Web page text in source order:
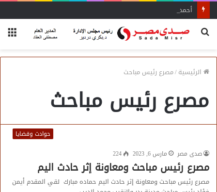
أحمد زكي: مبادرة “مصر تنطلق بالتصدير”
بحث
الرئيسية/مصرع رئيس مباحث
مصرع رئيس مباحث
حوادث وقضايا
صدى مصر
مارس 6, 2023 224
مصرع رئيس مباحث ومعاونة إثر حادث اليم
مصرع رئيس مباحث ومعاونة إثر حادث اليم حماده مبارك لقي المقدم أيمن